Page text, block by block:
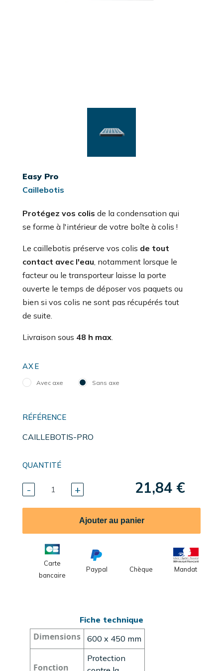
Easy Pro
Caillebotis
Protégez vos colis de la condensation qui
se forme à l'intérieur de votre boîte à colis !
Le caillebotis préserve vos colis de tout
contact avec l'eau, notamment lorsque le
facteur ou le transporteur laisse la porte
ouverte le temps de déposer vos paquets ou
bien si vos colis ne sont pas récupérés tout
de suite.
Livraison sous 48 h max.
AXE
Avec axe Sans axe
RÉFÉRENCE
CAILLEBOTIS-PRO
QUANTITÉ
- + 21,84 €
Ajouter au panier
Carte
bancaire
Paypal Chèque Mandat
Fiche technique
Dimensions 600 x 450 mm
Fonction
Protection